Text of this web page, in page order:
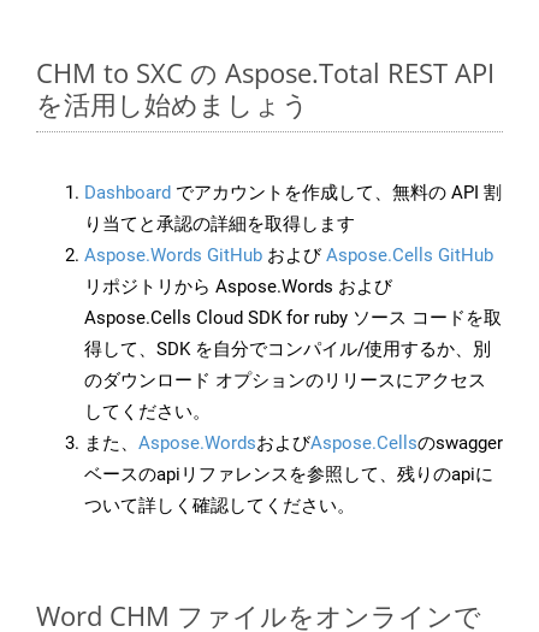
CHM to SXC の Aspose.Total REST API
を活用し始めましょう
Dashboard でアカウントを作成して、無料の API 割
り当てと承認の詳細を取得します
Aspose.Words GitHub およびAspose.Cells GitHub
リポジトリから Aspose.Words および
Aspose.Cells Cloud SDK for ruby ソース コードを取
得して、SDK を自分でコンパイル/使用するか、別
のダウンロード オプションのリリースにアクセス
してください。
また、 Aspose.WordsおよびAspose.Cellsのswagger
ベースのapiリファレンスを参照して、残りのapiに
ついて詳しく確認してください。
Word CHM ファイルをオンラインで